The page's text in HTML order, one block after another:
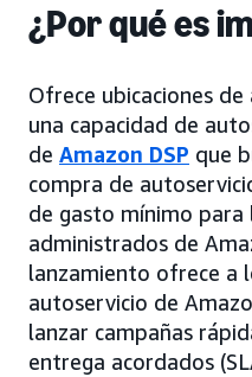
¿Por qué es
Ofrece ubicaciones de
una capacidad de
de Amazon DSP que
compra de
de gasto mínimo para
administrados de
lanzamiento ofrece a
autoservicio de
lanzar campañas
entrega acordados